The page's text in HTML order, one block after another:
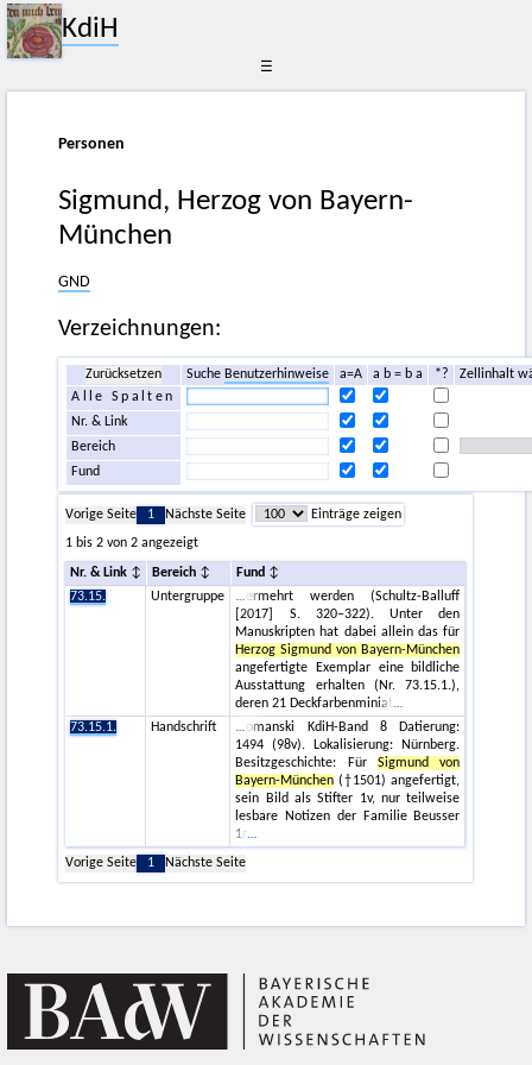
KdiH
☰
Personen
Sigmund, Herzog von Bayern-
München
GND
Verzeichnungen:
Zurücksetzen Suche Benutzerhinweise a=A a b = b a *?
Zellinhalt
Alle Spalten
Nr. & Link
Bereich
Fund
Vorige Seite 1 Nächste Seite
Einträge zeigen
1 bis 2 von 2 angezeigt
Nr. & Link Bereich
Fund
73.15.
Untergruppe
ermehrt werden (Schultz-Balluff
[2017] S. 320–322). Unter den
Manuskripten hat dabei allein das für
Herzog Sigmund von Bayern-München
angefertigte Exemplar eine bildliche
Ausstattung erhalten (Nr. 73.15.1.),
deren 21 Deckfarbenminiat
73.15.1.
Handschrift
omanski KdiH-Band 8 Datierung:
1494 (98v). Lokalisierung: Nürnberg.
Besitzgeschichte: Für Sigmund von
Bayern-München (†1501) angefertigt,
sein Bild als Stifter 1v, nur teilweise
lesbare Notizen der Familie Beusser
1r
Vorige Seite
1 Nächste Seite